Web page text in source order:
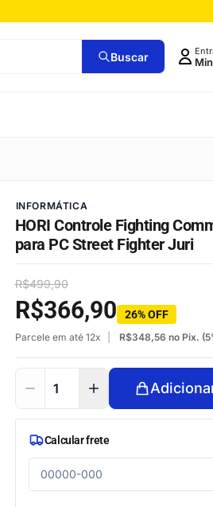
Buscar
INFORMÁTICA
HORI Controle Fighting
para PC Street Fighter Juri
R$499,90
R$366,90 26% OFF
Parcele em até 12x R$348,56 no Pix.
Calcular frete